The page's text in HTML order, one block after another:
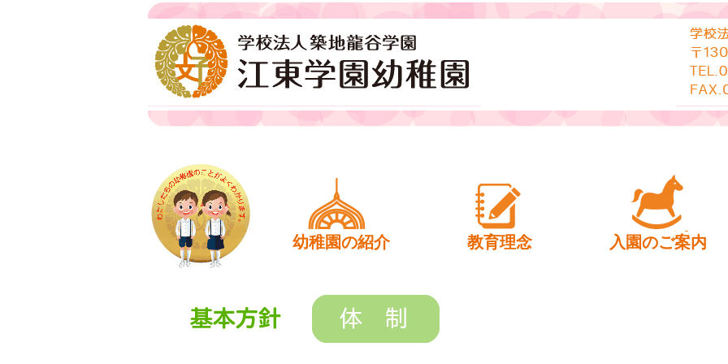
江東学園幼稚園
ホーム 幼稚園の紹介 教育理念 入園のご案内